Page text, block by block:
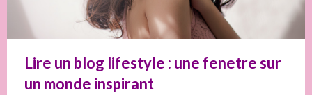
Lire un blog lifestyle : une fenetre sur
un monde inspirant